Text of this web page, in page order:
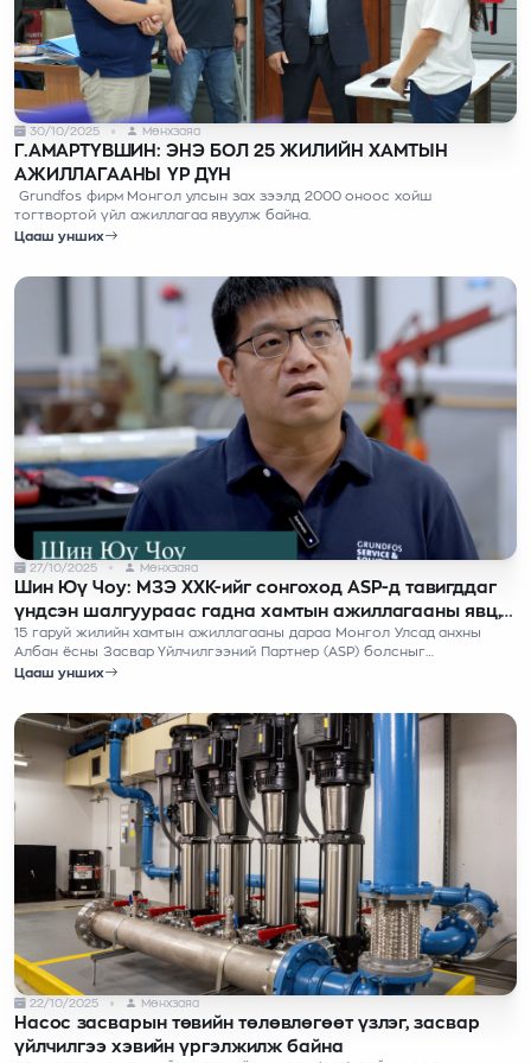
30/10/2025 Мөнхзаяа
Г.АМАРТҮВШИН: ЭНЭ БОЛ 25 ЖИЛИЙН ХАМТЫН
АЖИЛЛАГААНЫ ҮР ДҮН
Grundfos фирм Монгол улсын зах зээлд 2000 оноос хойш
тогтвортой үйл ажиллагаа явуулж байна.
Цааш унших
27/10/2025 Мөнхзаяа
Шин Юү Чоу: МЗЭ ХХК-ийг сонгоход ASP-д тавигддаг
үндсэн шалгуураас гадна хамтын ажиллагааны явц,
үр дүн нөлөөлсөн
15 гаруй жилийн хамтын ажиллагааны дараа Монгол Улсад анхны
Албан ёсны Засвар Үйлчилгээний Партнер (ASP) болсныг
баяртайгаар мэдэгдэж байна
Цааш унших
22/10/2025 Мөнхзаяа
Насос засварын төвийн төлөвлөгөөт үзлэг, засвар
үйлчилгээ хэвийн үргэлжилж байна